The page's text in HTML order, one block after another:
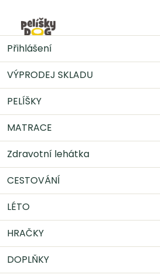
obsah
VÝPRODEJ SKLADU
PELÍŠKY
MATRACE
Zdravotní lehátka
CESTOVÁNÍ
LÉTO
HRAČKY
DOPLŇKY
Přihlášení
MATRACE
matrace pro psa Premium - černá se